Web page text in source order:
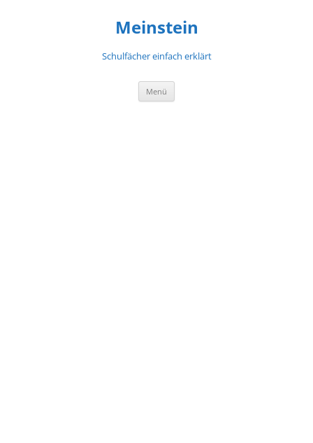
Meinstein
Schulfächer einfach erklärt
Menü